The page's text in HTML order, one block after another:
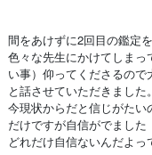
間をあけずに2回目の鑑定
色々な先生にかけてしまっ
い事）仰ってくださるの
と話させていただきました。
今現状からだと信じがた
だけですが自信がでました
どれだけ自信ないんだよ